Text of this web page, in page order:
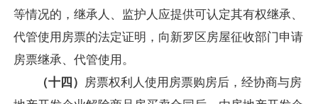
等情况的，继承人、监护人应提供可认定其有权继承、
代管使用房票的法定证明，向新罗区房屋征收部门申请
房票继承、代管使用。
（十四）
房票权利人使用房票购房后，经协商与房